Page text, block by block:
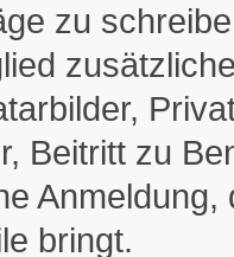
zu
Beitritt zu
bringt.